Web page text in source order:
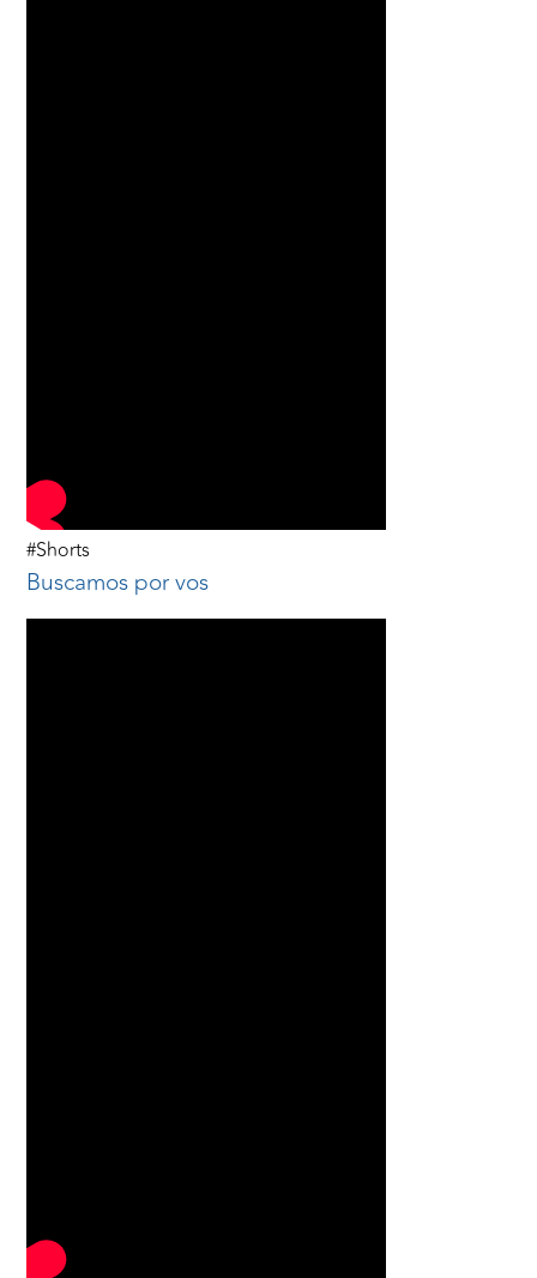
#Shorts
Buscamos por vos